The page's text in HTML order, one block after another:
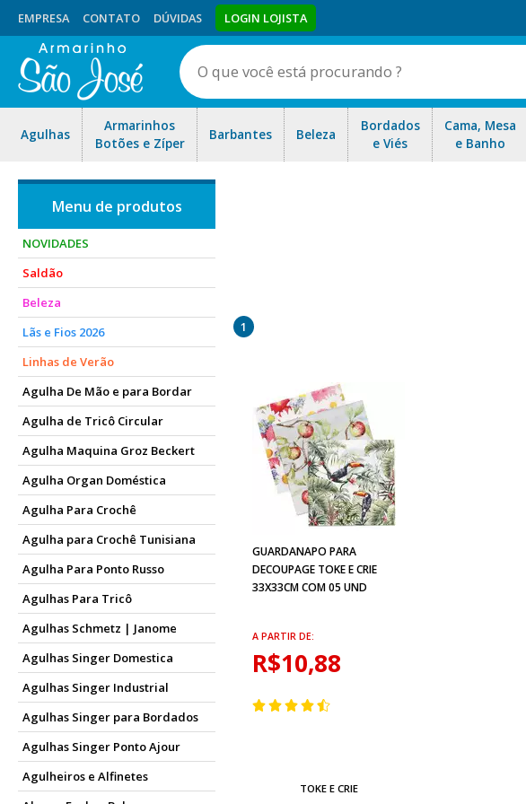
EMPRESA CONTATO DÚVIDAS LOGIN LOJISTA
Agulhas
Armarinhos
Botões e Zíper
Barbantes Beleza
Bordados
e Viés
Cama, Mesa
e Banho
NOVIDADES
Saldão
Beleza
Lãs e Fios 2026
Linhas de Verão
Agulha De Mão e para Bordar
Agulha de Tricô Circular
Agulha Maquina Groz Beckert
Agulha Organ Doméstica
Agulha Para Crochê
Agulha para Crochê Tunisiana
Agulha Para Ponto Russo
Agulhas Para Tricô
Agulhas Schmetz | Janome
Agulhas Singer Domestica
Agulhas Singer Industrial
Agulhas Singer para Bordados
Agulhas Singer Ponto Ajour
Agulheiros e Alfinetes
1
GUARDANAPO PARA
DECOUPAGE TOKE E CRIE
33X33CM COM 05 UND
A PARTIR DE:
R$10,88
TOKE E CRIE